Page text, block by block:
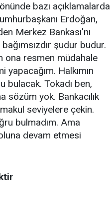
bazı açıklamalarda
Erdoğan,
Merkez Bankası'nı
şudur budur.
ona resmen müdahale
Halkımın
bulacak. Tokadı ben,
sözüm yok. Bankacılık
seviyelere çekin.
bulmadım. Ama
devam etmesi